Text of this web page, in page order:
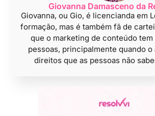
Giovanna Damasceno da
Giovanna, ou Gio, é licencianda em
formação, mas é também fã de
que o marketing de conteúdo tem
pessoas, principalmente quando o
direitos que as pessoas não